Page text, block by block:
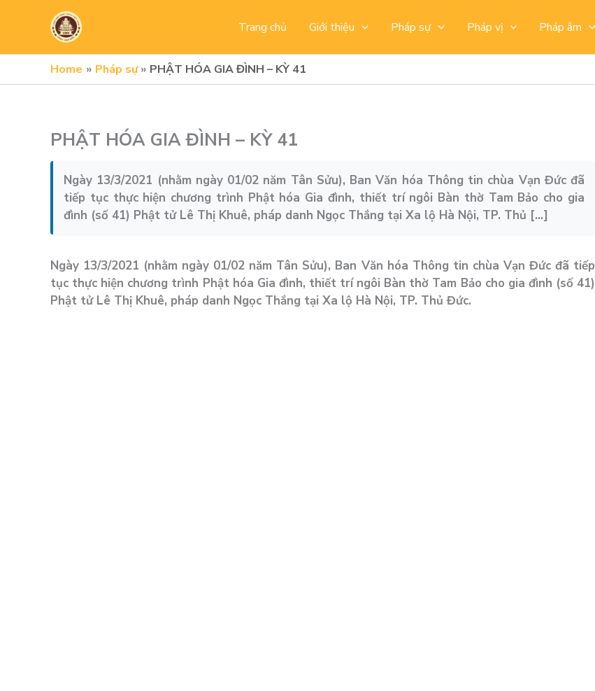
Trang chủ Giới thiệu Pháp sự Pháp vị Pháp âm
Home Pháp sự PHẬT HÓA GIA ĐÌNH – KỲ 41
PHẬT HÓA GIA ĐÌNH – KỲ 41
Ngày 13/3/2021 (nhằm ngày 01/02 năm Tân Sửu), Ban Văn hóa Thông tin chùa Vạn Đức đã
tiếp tục thực hiện chương trình Phật hóa Gia đình, thiết trí ngôi Bàn thờ Tam Bảo cho gia
đình (số 41) Phật tử Lê Thị Khuê, pháp danh Ngọc Thắng tại Xa lộ Hà Nội, TP. Thủ […]
Ngày 13/3/2021 (nhằm ngày 01/02 năm Tân Sửu), Ban Văn hóa Thông tin chùa Vạn Đức đã tiếp
tục thực hiện chương trình Phật hóa Gia đình, thiết trí ngôi Bàn thờ Tam Bảo cho gia đình (số 41)
Phật tử Lê Thị Khuê, pháp danh Ngọc Thắng tại Xa lộ Hà Nội, TP. Thủ Đức.